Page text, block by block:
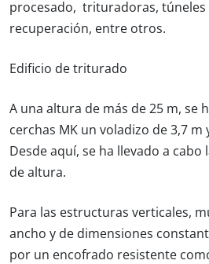
procesado, trituradoras, túneles
recuperación, entre otros.
Edificio de triturado
A una altura de más de 25 m, se
cerchas MK un voladizo de 3,7 m
Desde aquí, se ha llevado a
de altura.
Para las estructuras verticales,
ancho y de dimensiones
por un encofrado resistente